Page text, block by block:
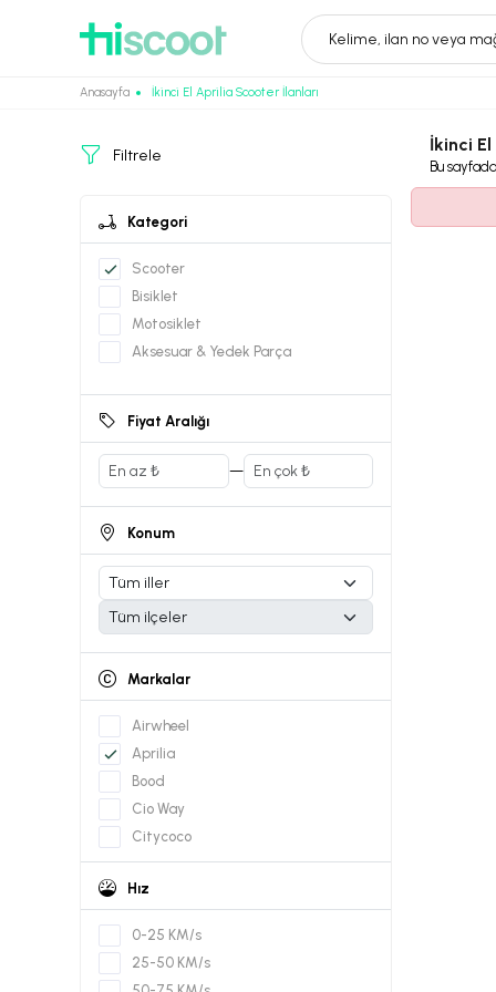
Kelime, ilan no veya
Anasayfa İkinci El Aprilia Scooter İlanları
Filtrele
İkinci
Bu sayfada
Kategori
Scooter
Bisiklet
Motosiklet
Aksesuar & Yedek Parça
Fiyat Aralığı
—
Konum
Markalar
Airwheel
Aprilia
Bood
Cio Way
Citycoco
Citymate
Diğer Markalar
Hız
0-25 KM/s
25-50 KM/s